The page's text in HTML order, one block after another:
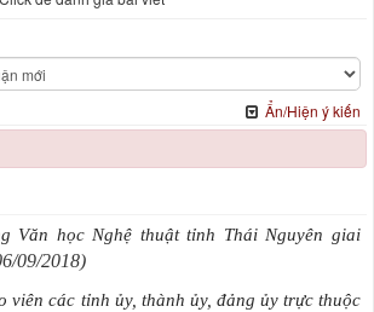
Ẩn/Hiện ý kiến
Văn học Nghệ thuật tỉnh Thái Nguyên giai
09/2018)
viên các tỉnh ủy, thành ủy, đảng ủy trực thuộc